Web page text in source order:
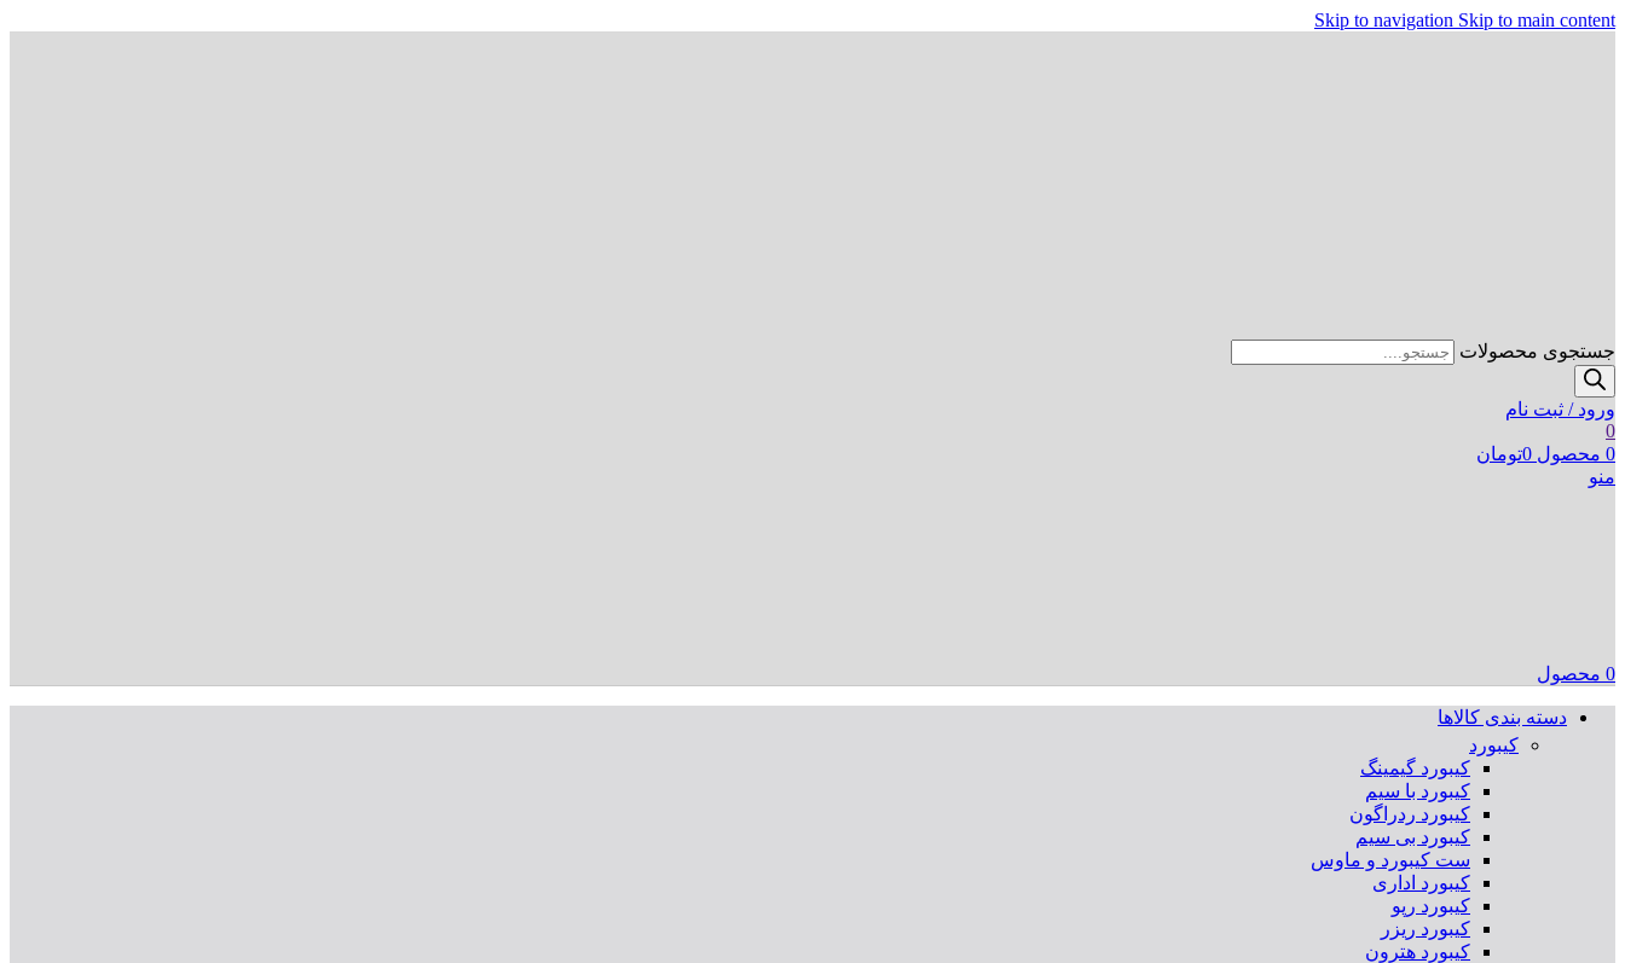
Skip to navigation Skip to main content
جستجوی محصولات
ورود / ثبت نام
0
0 محصول 0تومان
منو
0 محصول
دسته بندی کالاها
کیبورد
کیبورد گیمینگ
کیبورد با سیم
کیبورد ردراگون
کیبورد بی سیم
ست کیبورد و ماوس
کیبورد اداری
کیبورد رپو
کیبورد ریزر
کیبورد هترون